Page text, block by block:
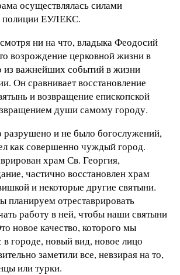
осуществлялась силами
ЕУЛЕКС.
ни на что, владыка Феодосий
возрождение церковной жизни в
из важнейших событий в жизни
Он сравнивает восстановление
и возвращение епископской
души самому городу.
разрушено и не было богослужений,
как совершенно чуждый город.
храм Св. Георгия,
частично восстановлен храм
и некоторые другие святыни.
планируем отреставрировать
работу в ней, чтобы наши святыни
новое качество, которого мы
в городе, новый вид, новое лицо
заметили все, невзирая на то,
или турки.